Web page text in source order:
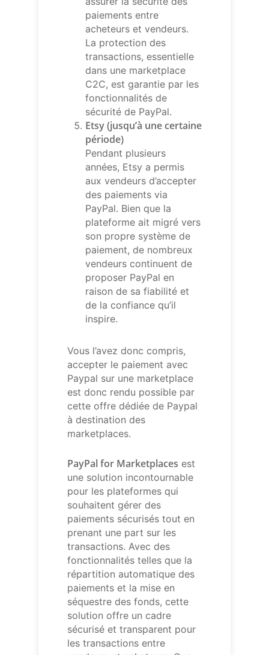
paiements entre
acheteurs et vendeurs.
La protection des
transactions, essentielle
dans une marketplace
C2C, est garantie par les
fonctionnalités de
sécurité de PayPal.
Etsy (jusqu’à une certaine
période)
Pendant plusieurs
années, Etsy a permis
aux vendeurs d’accepter
des paiements via
PayPal. Bien que la
plateforme ait migré vers
son propre système de
paiement, de nombreux
vendeurs continuent de
proposer PayPal en
raison de sa fiabilité et
de la confiance qu’il
inspire.
Vous l’avez donc compris,
accepter le paiement avec
Paypal sur une marketplace
est donc rendu possible par
cette offre dédiée de Paypal
à destination des
marketplaces.
PayPal for Marketplaces est
une solution incontournable
pour les plateformes qui
souhaitent gérer des
paiements sécurisés tout en
prenant une part sur les
transactions. Avec des
fonctionnalités telles que la
répartition automatique des
paiements et la mise en
séquestre des fonds, cette
solution offre un cadre
sécurisé et transparent pour
les transactions entre